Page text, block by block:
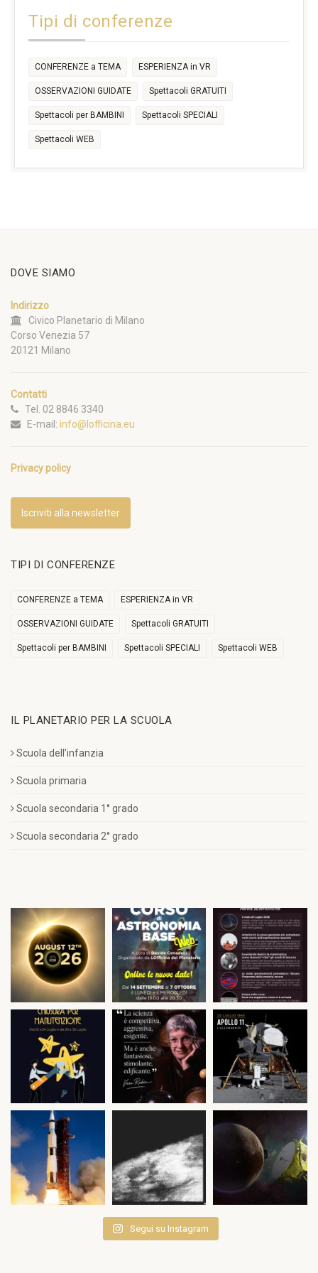
17:30
Tipi di conferenze
CONFERENZE a TEMA ESPERIENZA in VR
OSSERVAZIONI GUIDATE Spettacoli GRATUITI
Spettacoli per BAMBINI Spettacoli SPECIALI
Spettacoli WEB
DOVE SIAMO
Indirizzo
Civico Planetario di Milano
Corso Venezia 57
20121 Milano
Contatti
Tel. 02 8846 3340
E-mail: info@lofficina.eu
Privacy policy
Iscriviti alla newsletter
TIPI DI CONFERENZE
CONFERENZE a TEMA ESPERIENZA in VR
OSSERVAZIONI GUIDATE Spettacoli GRATUITI
Spettacoli per BAMBINI Spettacoli SPECIALI Spettacoli WEB
IL PLANETARIO PER LA SCUOLA
Scuola dell’infanzia
Scuola primaria
Scuola secondaria 1° grado
Scuola secondaria 2° grado
Segui su Instagram